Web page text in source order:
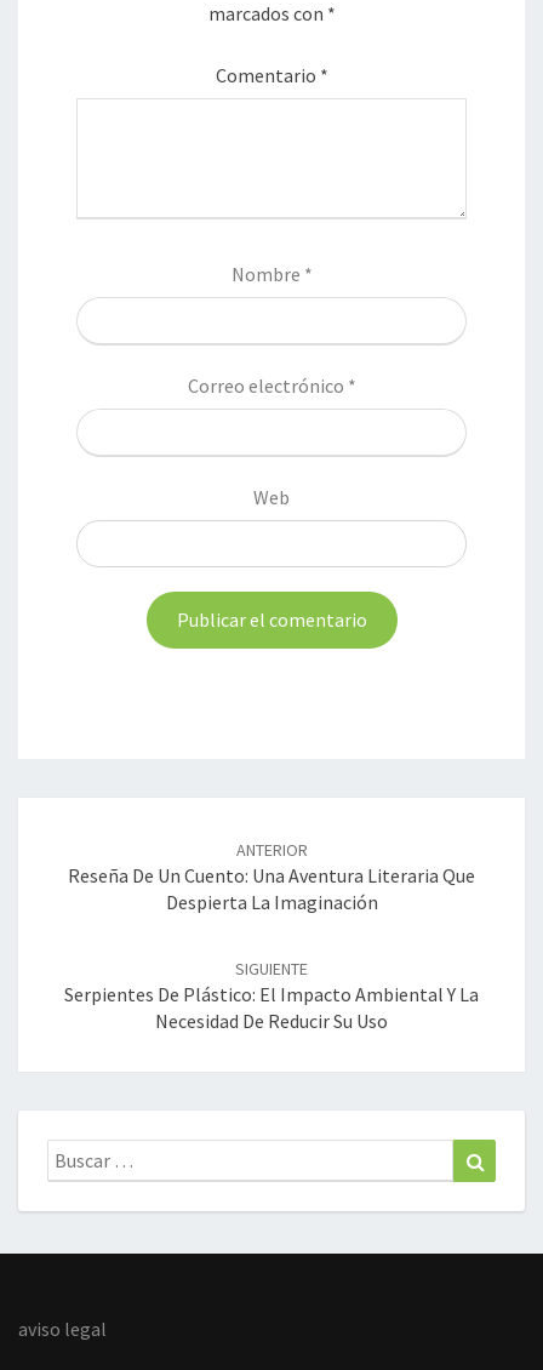
marcados con *
Comentario *
Nombre *
Correo electrónico *
Web
entradas
ANTERIOR
Reseña De Un Cuento: Una Aventura Literaria Que
Despierta La Imaginación
SIGUIENTE
Serpientes De Plástico: El Impacto Ambiental Y La
Necesidad De Reducir Su Uso
Buscar:
aviso legal